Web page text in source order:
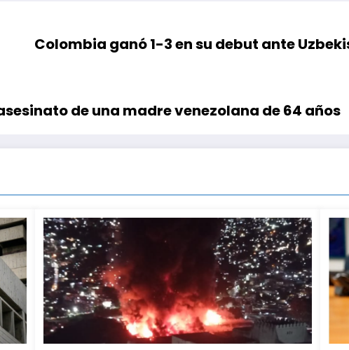
Colombia ganó 1-3 en su debut ante
de una madre venezolana de 64 años